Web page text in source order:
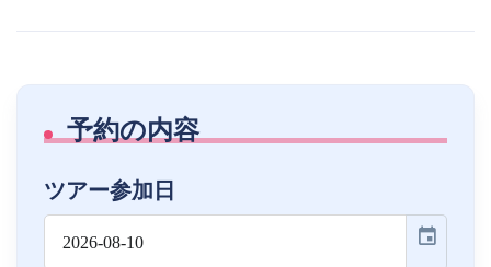
予約の内容
ツアー参加日
event